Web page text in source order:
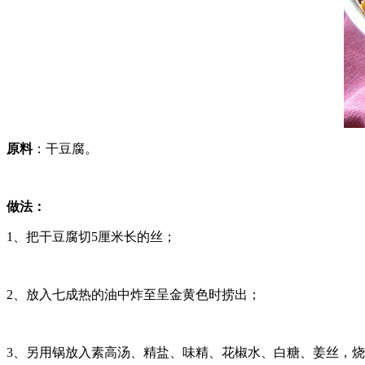
原料：干豆腐。
做法：
1、把干豆腐切5厘米长的丝；
2、放入七成热的油中炸至呈金黄色时捞出；
3、另用锅放入素高汤、精盐、味精、花椒水、白糖、姜丝，